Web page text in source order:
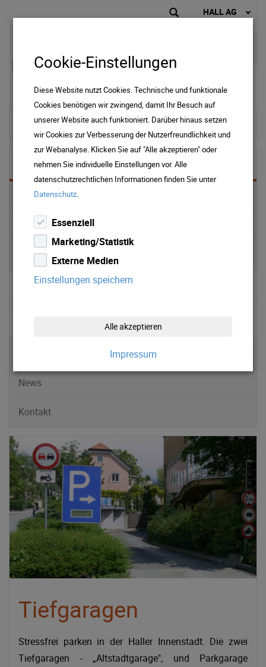
HALL AG
zur Startseite
Tiefgaragen
Stressfrei parken in der Haller Innenstadt. Die zwei
Tiefgaragen - „Altstadtgarage", und Parkgarage
Immobilien
ONLINE Services
Hausverwaltung
Tiefgaragen
▹ Preise
News
Kontakt
Cookie-Einstellungen
Diese Website nutzt Cookies. Technische und funktionale
Cookies benötigen wir zwingend, damit Ihr Besuch auf
unserer Website auch funktioniert. Darüber hinaus setzen
wir Cookies zur Verbesserung der Nutzerfreundlichkeit und
zur Webanalyse. Klicken Sie auf "Alle akzeptieren" oder
nehmen Sie individuelle Einstellungen vor. Alle
datenschutzrechtlichen Informationen finden Sie unter
Datenschutz.
Essenziell
Marketing/Statistik
Externe Medien
Einstellungen speichern
Alle akzeptieren
Impressum